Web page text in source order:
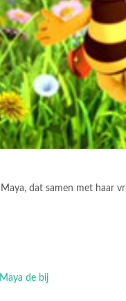
dat samen met haar
de bij